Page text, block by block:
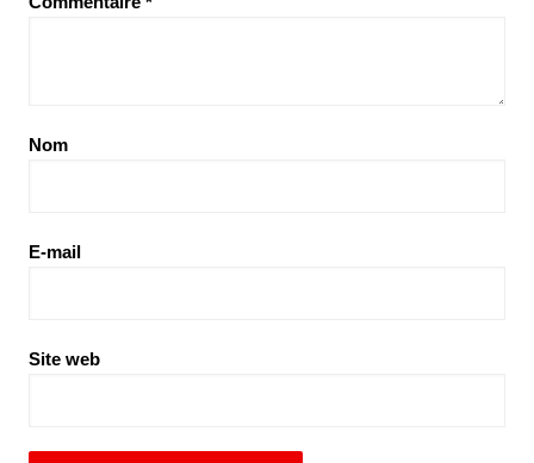
Nom
E-mail
Site web